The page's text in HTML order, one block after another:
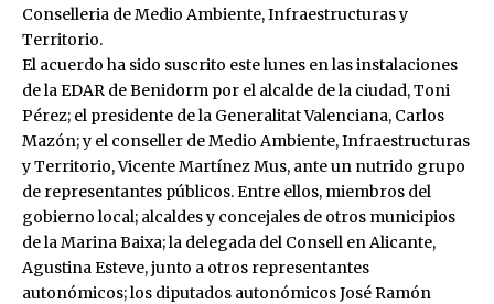
Conselleria de Medio Ambiente, Infraestructuras y
Territorio.
El acuerdo ha sido suscrito este lunes en las instalaciones
de la EDAR de Benidorm por el alcalde de la ciudad, Toni
Pérez; el presidente de la Generalitat Valenciana, Carlos
Mazón; y el conseller de Medio Ambiente, Infraestructuras
y Territorio, Vicente Martínez Mus, ante un nutrido grupo
de representantes públicos. Entre ellos, miembros del
gobierno local; alcaldes y concejales de otros municipios
de la Marina Baixa; la delegada del Consell en Alicante,
Agustina Esteve, junto a otros representantes
autonómicos; los diputados autonómicos José Ramón